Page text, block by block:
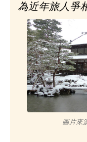
為近年旅人爭
圖片來